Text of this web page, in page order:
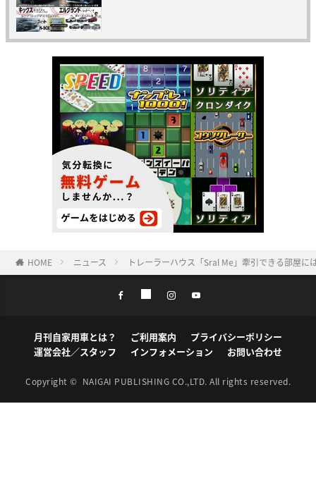
HOME ニュース トレーラーハウス「Sral Me」牽引できる部屋
月刊自家用車とは？ ご利用案内
プライバシーポリシー
運営会社／スタッフ
インフォメーション お問い合わせ
Copyright © NAIGAI PUBLISHING CO.,LTD. All rights reserved.